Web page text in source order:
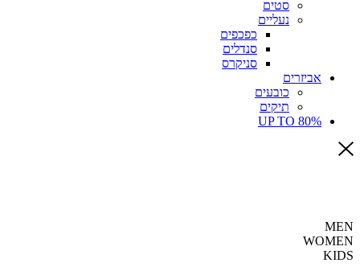
סטים
נעליים
כפכפים
סנדלים
סניקרס
אביזרים
כובעים
תיקים
UP TO 80%
MEN
WOMEN
KIDS